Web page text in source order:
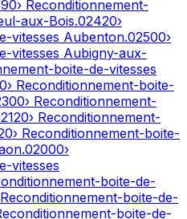
› Reconditionnement-
aux-Bois.02420›
vitesses Aubenton.02500›
vitesses Aubigny-aux-
boite-de-vitesses
› Reconditionnement-boite-
› Reconditionnement-
› Reconditionnement-
› Reconditionnement-boite-
.02000›
vitesses
boite-de-
Reconditionnement-boite-de-
boite-de-